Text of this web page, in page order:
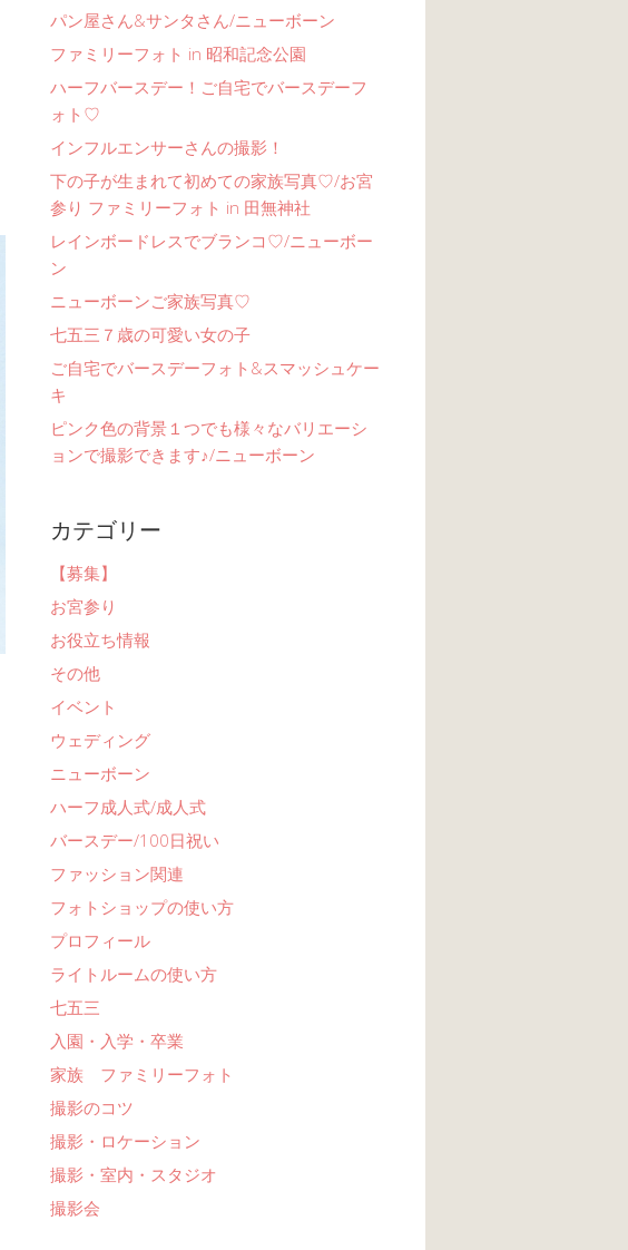
パン屋さん&サンタさん/ニューボーン
ファミリーフォト in 昭和記念公園
ハーフバースデー！ご自宅でバースデーフ
ォト♡
インフルエンサーさんの撮影！
下の子が生まれて初めての家族写真♡/お宮
参り ファミリーフォト in 田無神社
レインボードレスでブランコ♡/ニューボー
ン
ニューボーンご家族写真♡
七五三７歳の可愛い女の子
ご自宅でバースデーフォト&スマッシュケー
キ
ピンク色の背景１つでも様々なバリエーシ
ョンで撮影できます♪/ニューボーン
カテゴリー
【募集】
お宮参り
お役立ち情報
その他
イベント
ウェディング
ニューボーン
ハーフ成人式/成人式
バースデー/100日祝い
ファッション関連
フォトショップの使い方
プロフィール
ライトルームの使い方
七五三
入園・入学・卒業
家族 ファミリーフォト
撮影のコツ
撮影・ロケーション
撮影・室内・スタジオ
撮影会